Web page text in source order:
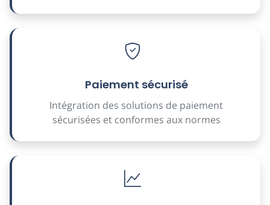
Paiement sécurisé
Intégration des solutions de paiement
sécurisées et conformes aux normes